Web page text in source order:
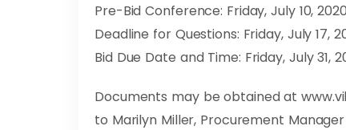
Pre-Bid Conference: Friday, July 10,
Deadline for Questions: Friday, July 17,
Bid Due Date and Time: Friday, July 31,
Documents may be obtained at
to Marilyn Miller, Procurement